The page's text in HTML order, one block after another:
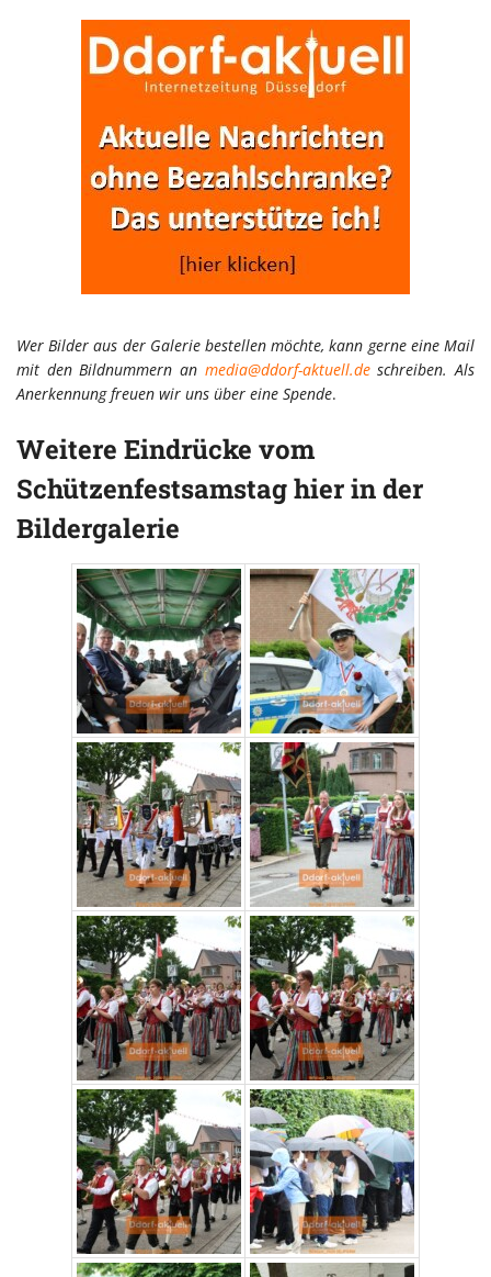
Wer Bilder aus der Galerie bestellen möchte, kann gerne eine Mail
mit den Bildnummern an media@ddorf-aktuell.deschreiben. Als
Anerkennung freuen wir uns über eine Spende.
Weitere Eindrücke vom
Schützenfestsamstag hier in der
Bildergalerie